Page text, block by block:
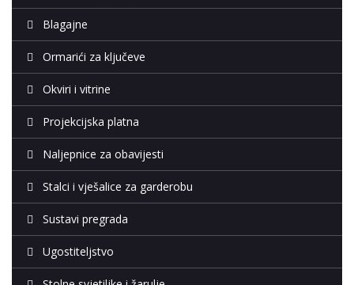
Blagajne
Ormarići za ključeve
Okviri i vitrine
Projekcijska platna
Naljepnice za obavijesti
Stalci i vješalice za garderobu
Sustavi pregrada
Ugostiteljstvo